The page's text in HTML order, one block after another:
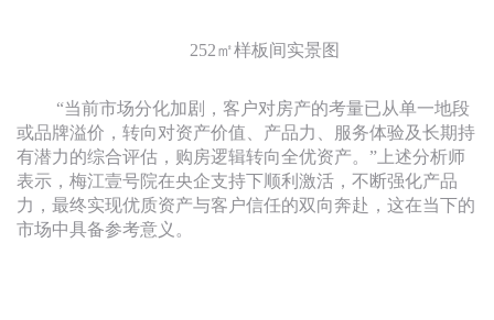
252㎡样板间实景图
“当前市场分化加剧，客户对房产的考量已从单一地段
或品牌溢价，转向对资产价值、产品力、服务体验及长期持
有潜力的综合评估，购房逻辑转向全优资产。”上述分析师
表示，梅江壹号院在央企支持下顺利激活，不断强化产品
力，最终实现优质资产与客户信任的双向奔赴，这在当下的
市场中具备参考意义。